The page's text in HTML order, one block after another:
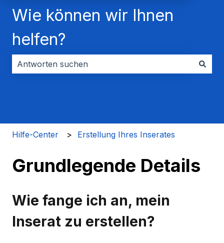
Wie können wir Ihnen
helfen?
Hilfe-Center Erstellung Ihres Inserates
Grundlegende Details
Wie fange ich an, mein
Inserat zu erstellen?